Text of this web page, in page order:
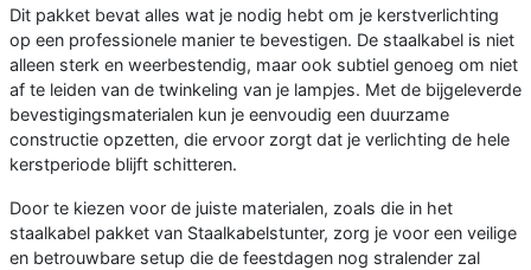
Dit pakket bevat alles wat je nodig hebt om je kerstverlichting
op een professionele manier te bevestigen. De staalkabel is niet
alleen sterk en weerbestendig, maar ook subtiel genoeg om niet
af te leiden van de twinkeling van je lampjes. Met de bijgeleverde
bevestigingsmaterialen kun je eenvoudig een duurzame
constructie opzetten, die ervoor zorgt dat je verlichting de hele
kerstperiode blijft schitteren.
Door te kiezen voor de juiste materialen, zoals die in het
staalkabel pakket van Staalkabelstunter, zorg je voor een veilige
en betrouwbare setup die de feestdagen nog stralender zal